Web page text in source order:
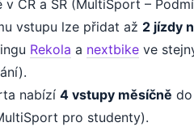
v ČR a SR (MultiSport –
vstupu lze přidat až 2 jízdy
Rekola a nextbike ve
nabízí 4 vstupy měsíčně
pro studenty).